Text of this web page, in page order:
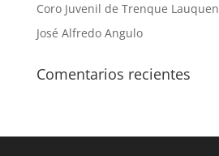
Coro Juvenil de Trenque Lauquen
José Alfredo Angulo
Comentarios recientes